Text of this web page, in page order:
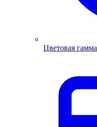
Цветовая гамма